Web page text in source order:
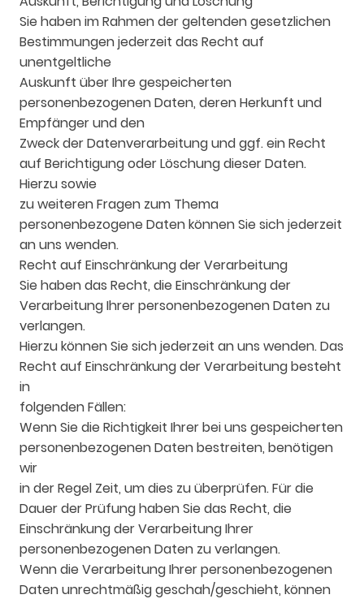
Sie haben im Rahmen der geltenden gesetzlichen
Bestimmungen jederzeit das Recht auf
unentgeltliche
Auskunft über Ihre gespeicherten
personenbezogenen Daten, deren Herkunft und
Empfänger und den
Zweck der Datenverarbeitung und ggf. ein Recht
auf Berichtigung oder Löschung dieser Daten.
Hierzu sowie
zu weiteren Fragen zum Thema
personenbezogene Daten können Sie sich jederzeit
an uns wenden.
Recht auf Einschränkung der Verarbeitung
Sie haben das Recht, die Einschränkung der
Verarbeitung Ihrer personenbezogenen Daten zu
verlangen.
Hierzu können Sie sich jederzeit an uns wenden. Das
Recht auf Einschränkung der Verarbeitung besteht
in
folgenden Fällen:
Wenn Sie die Richtigkeit Ihrer bei uns gespeicherten
personenbezogenen Daten bestreiten, benötigen
wir
in der Regel Zeit, um dies zu überprüfen. Für die
Dauer der Prüfung haben Sie das Recht, die
Einschränkung der Verarbeitung Ihrer
personenbezogenen Daten zu verlangen.
Wenn die Verarbeitung Ihrer personenbezogenen
Daten unrechtmäßig geschah/geschieht, können